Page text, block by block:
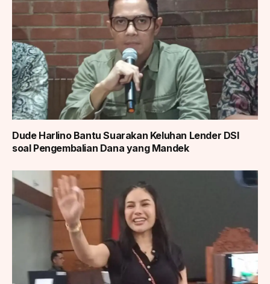
Dude Harlino Bantu Suarakan Keluhan Lender DSI
soal Pengembalian Dana yang Mandek